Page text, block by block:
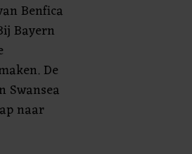
Benfica
Bayern
De
Swansea
naar